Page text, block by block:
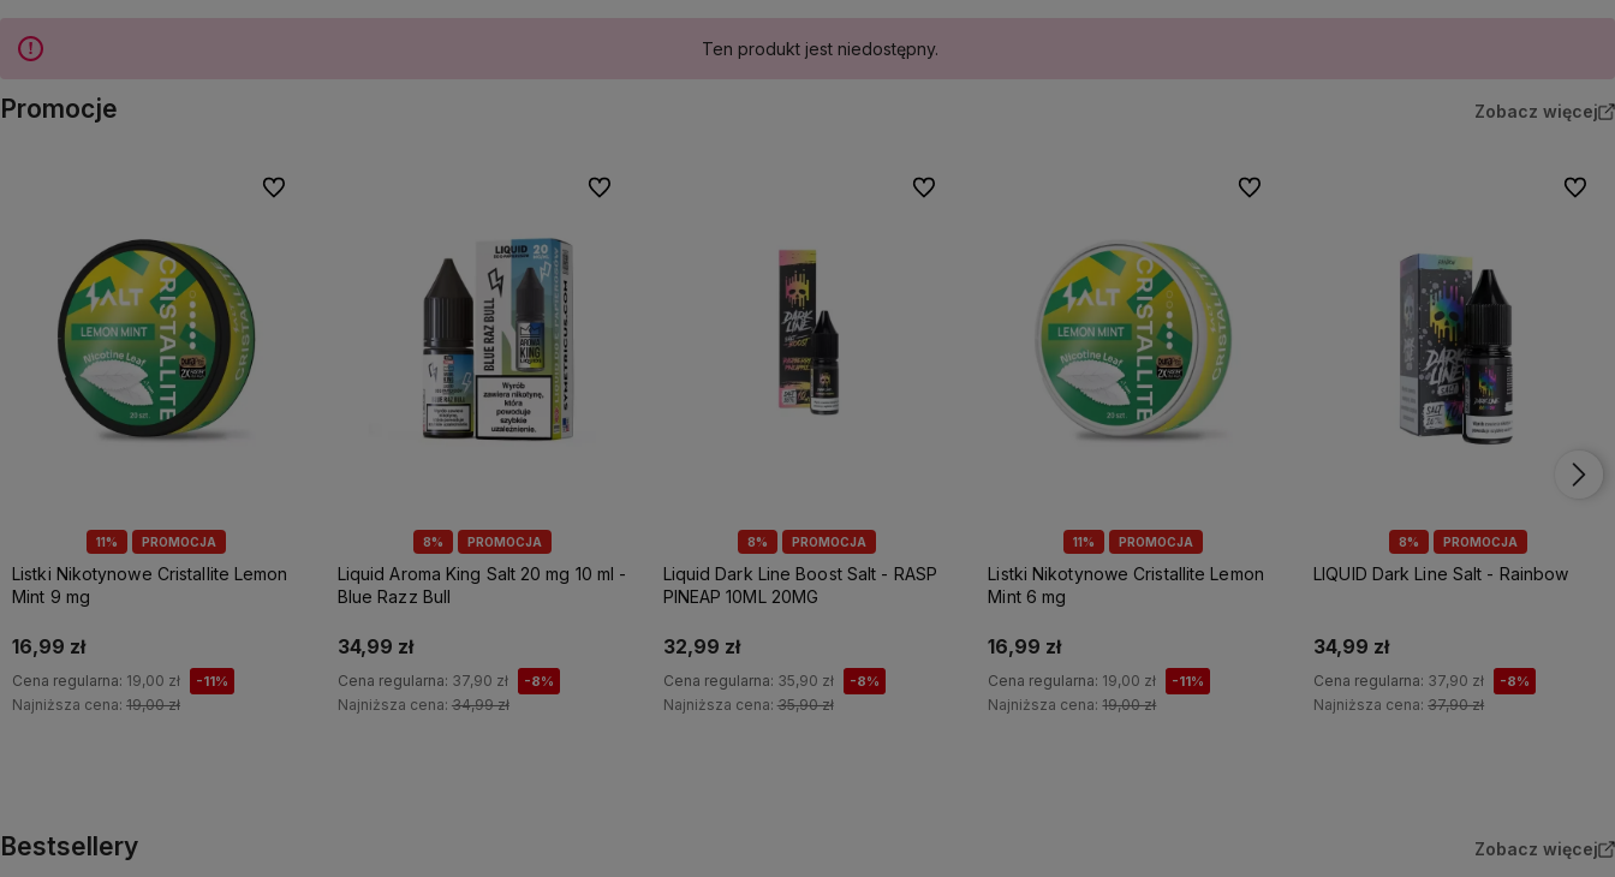
produkty do listy z poprzedniej sesji.
Ten produkt jest niedostępny.
Promocje Zobacz więcej
11% PROMOCJA
Listki Nikotynowe Cristallite Lemon
Mint 9 mg
16,99 zł
Cena regularna: 19,00 zł -11%
Najniższa cena: 19,00 zł
Do ulubionych
8% PROMOCJA
Liquid Aroma King Salt 20 mg 10 ml -
Blue Razz Bull
34,99 zł
Cena regularna: 37,90 zł -8%
Najniższa cena: 34,99 zł
Do ulubionych
8% PROMOCJA
Liquid Dark Line Boost Salt - RASP
PINEAP 10ML 20MG
32,99 zł
Cena regularna: 35,90 zł -8%
Najniższa cena:35,90 zł
Do ulubionych
11% PROMOCJA
Listki Nikotynowe Cristallite Lemon
Mint 6 mg
16,99 zł
Cena regularna: 19,00 zł -11%
Najniższa cena:19,00 zł
Do ulubionych
8% PROMOCJA
LIQUID Dark Line Salt - Rainbow
34,99 zł
Cena regularna: 37,90 zł -8%
Najniższa cena:37,90 zł
Do
Bestsellery Zobacz więcej